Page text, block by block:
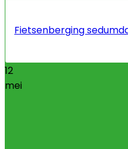
Fietsenberging
12
mei